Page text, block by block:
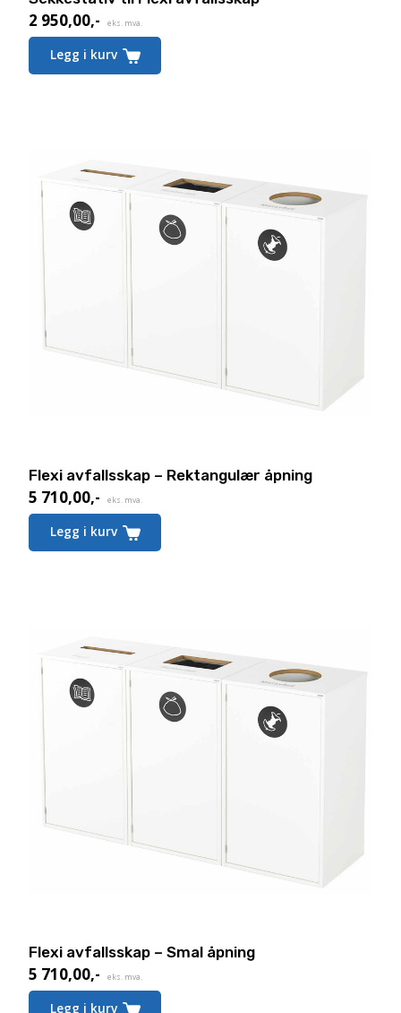
2 950,00,- eks. mva.
Legg i kurv
Flexi avfallsskap – Rektangulær åpning
5 710,00,- eks. mva.
Legg i kurv
Flexi avfallsskap – Smal åpning
5 710,00,- eks. mva.
Legg i kurv